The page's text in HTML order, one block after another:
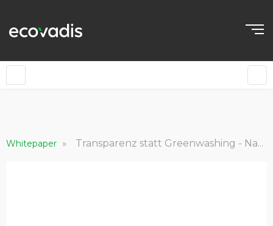
Whitepaper » Transparenz statt Greenwashing - Nachhaltigkeitskommunikation im Zeichen der Green Claims Directive - B.A.U.M. Insights 03/2024